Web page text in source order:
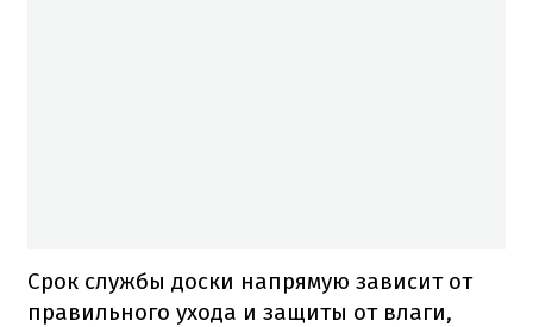
Срок службы доски напрямую зависит от
правильного ухода и защиты от влаги,